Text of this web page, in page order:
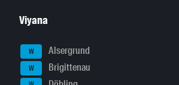
Viyana
W Alsergrund
W Brigittenau